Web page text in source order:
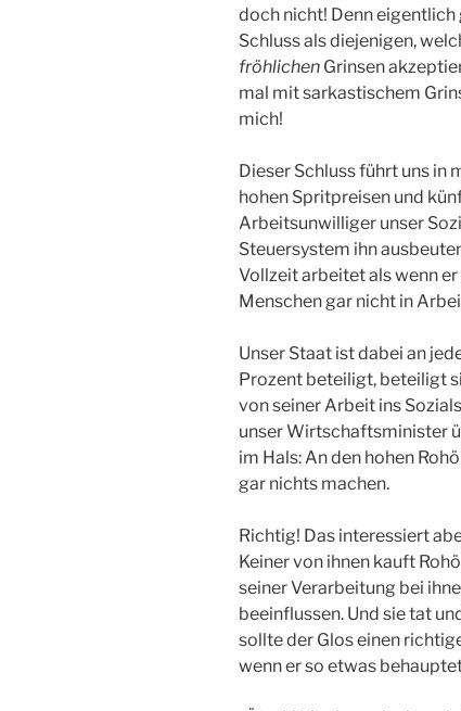
doch nicht! Denn eigentlich
Schluss als diejenigen,
fröhlichen Grinsen
mal mit sarkastischem
mich!
Dieser Schluss führt uns in
hohen Spritpreisen und
Arbeitsunwilliger unser
Steuersystem ihn
Vollzeit arbeitet als wenn
Menschen gar nicht in
Unser Staat ist dabei an
Prozent beteiligt, beteiligt
von seiner Arbeit ins
unser Wirtschaftsminister
im Hals: An den hohen
gar nichts machen.
Richtig! Das interessiert
Keiner von ihnen kauft
seiner Verarbeitung bei
beeinflussen. Und sie tat
sollte der Glos einen
wenn er so etwas